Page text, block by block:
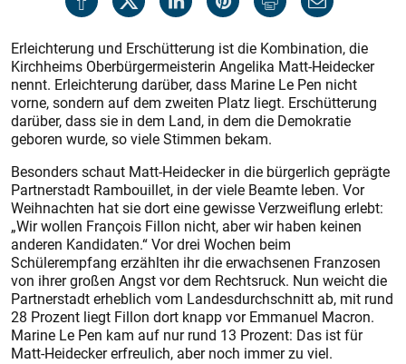
Erleichterung und Erschütterung ist die Kombination, die
Kirchheims Oberbürgermeisterin Angelika Matt-Heidecker
nennt. Erleichterung darüber, dass Marine Le Pen nicht
vorne, sondern auf dem zweiten Platz liegt. Erschütterung
darüber, dass sie in dem Land, in dem die Demokratie
geboren wurde, so viele Stimmen bekam.
Besonders schaut Matt-Heidecker in die bürgerlich geprägte
Partnerstadt Rambouillet, in der viele Beamte leben. Vor
Weihnachten hat sie dort eine gewisse Verzweiflung erlebt:
„Wir wollen François Fillon nicht, aber wir haben keinen
anderen Kandidaten.“ Vor drei Wochen beim
Schülerempfang erzählten ihr die erwachsenen Franzosen
von ihrer großen Angst vor dem Rechtsruck. Nun weicht die
Partnerstadt erheblich vom Landesdurchschnitt ab, mit rund
28 Prozent liegt Fillon dort knapp vor Emmanuel Macron.
Marine Le Pen kam auf nur rund 13 Prozent: Das ist für
Matt-Heidecker erfreulich, aber noch immer zu viel.